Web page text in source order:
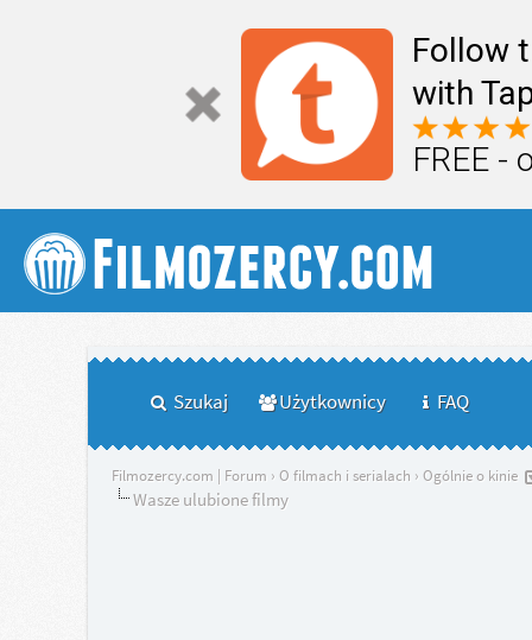
Follow
with
FREE -
Szukaj Użytkownicy FAQ
Filmozercy.com | Forum › O filmach i serialach › Ogólnie o kinie
Wasze ulubione filmy